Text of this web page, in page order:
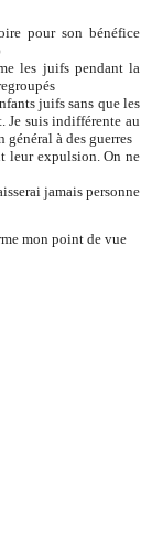
pour son bénéfice
les juifs pendant la
juifs sans que les
Je suis indifférente au
à des guerres
leur expulsion. On ne
jamais personne
mon point de vue